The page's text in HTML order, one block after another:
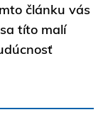
článku vás
títo malí